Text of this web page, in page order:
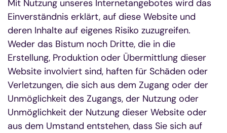
Mit Nutzung unseres Internetangebotes wird das
Einverständnis erklärt, auf diese Website und
deren Inhalte auf eigenes Risiko zuzugreifen.
Weder das Bistum noch Dritte, die in die
Erstellung, Produktion oder Übermittlung dieser
Website involviert sind, haften für Schäden oder
Verletzungen, die sich aus dem Zugang oder der
Unmöglichkeit des Zugangs, der Nutzung oder
Unmöglichkeit der Nutzung dieser Website oder
aus dem Umstand entstehen, dass Sie sich auf